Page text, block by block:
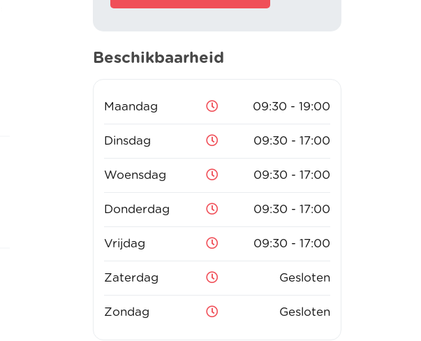
Beschikbaarheid
Maandag 09:30 - 19:00
Dinsdag 09:30 - 17:00
Woensdag 09:30 - 17:00
Donderdag 09:30 - 17:00
Vrijdag 09:30 - 17:00
Zaterdag Gesloten
Zondag Gesloten